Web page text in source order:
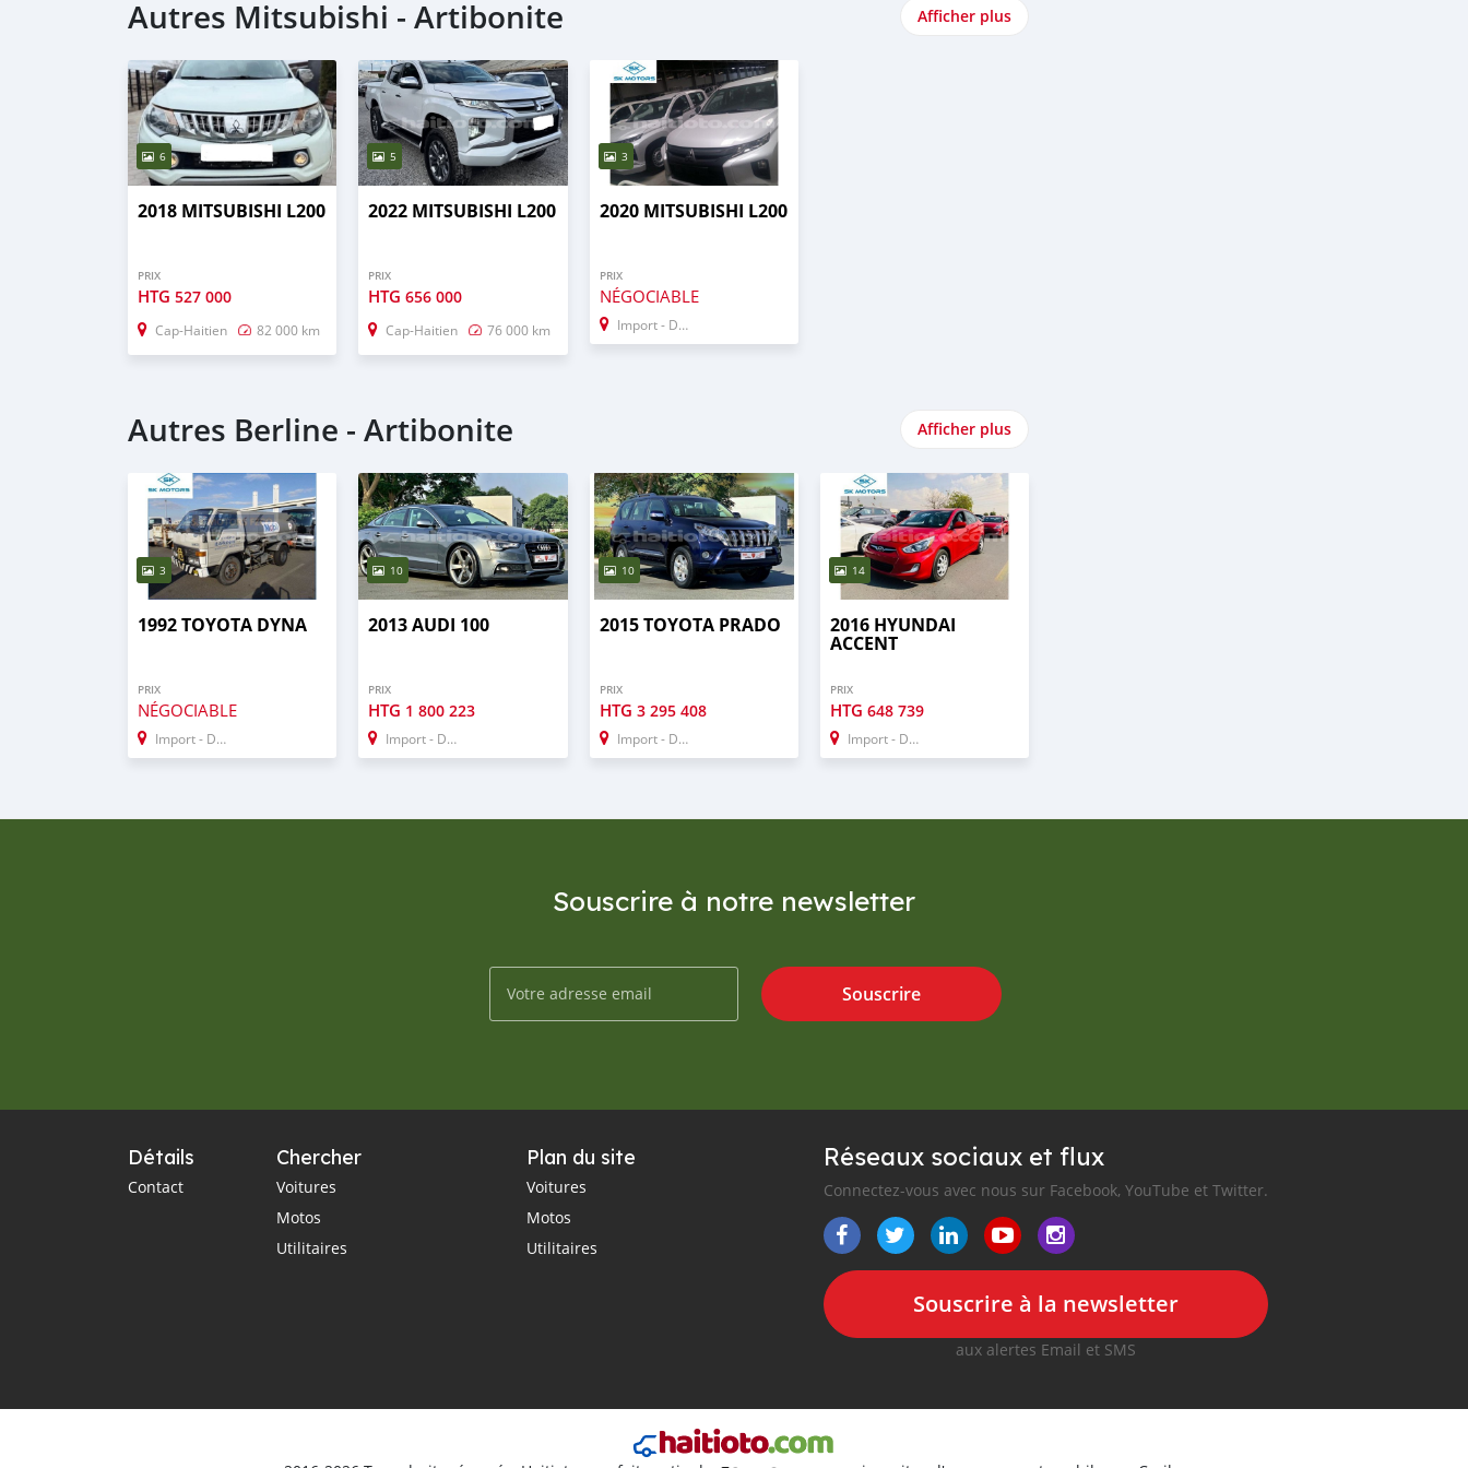
Autres Mitsubishi - Artibonite Afficher plus
6
2018 MITSUBISHI L200
PRIX
HTG 527 000
Cap-Haitien 82 000 km
5
2022 MITSUBISHI L200
PRIX
HTG656 000
Cap-Haitien 76 000 km
3
2020 MITSUBISHI L200
PRIX
NÉGOCIABLE
Import - Dubai
Autres Berline - Artibonite Afficher plus
3
1992 TOYOTA DYNA
PRIX
NÉGOCIABLE
Import - Dubai
10
2013 AUDI 100
PRIX
HTG 1 800 223
Import - Dubai
10
2015 TOYOTA PRADO
PRIX
HTG 3 295 408
Import - Dubai
14
2016 HYUNDAI
ACCENT
PRIX
HTG 648 739
Import - Dubai
Souscrire à notre newsletter
Souscrire
Détails
Contact
Chercher
Voitures
Motos
Utilitaires
Plan du site
Voitures
Motos
Utilitaires
Réseaux sociaux et flux
Connectez-vous avec nous sur Facebook, YouTube et Twitter.
Souscrire à la newsletter
aux alertes Email et SMS